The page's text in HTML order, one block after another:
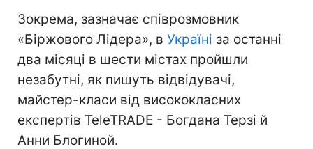
Зокрема, зазначає співрозмовник
«Біржового Лідера», в Україні за останні
два місяці в шести містах пройшли
незабутні, як пишуть відвідувачі,
майстер-класи від висококласних
експертів TeleTRADE - Богдана Терзі й
Анни Блогиной.